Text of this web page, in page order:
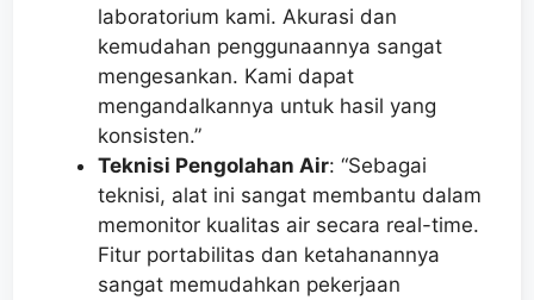
laboratorium kami. Akurasi dan
kemudahan penggunaannya sangat
mengesankan. Kami dapat
mengandalkannya untuk hasil yang
konsisten.”
Teknisi Pengolahan Air: “Sebagai
teknisi, alat ini sangat membantu dalam
memonitor kualitas air secara real-time.
Fitur portabilitas dan ketahanannya
sangat memudahkan pekerjaan